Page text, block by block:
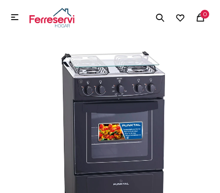
0

MI CUENTA
Herramientas y Construcción
Electrodomésticos